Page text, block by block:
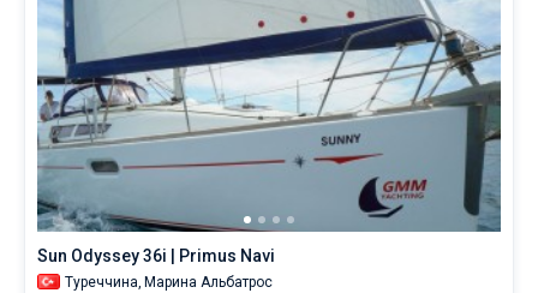
Sun Odyssey 36i | Primus Navi
Туреччина, Марина Альбатрос